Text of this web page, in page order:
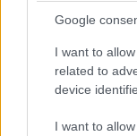
Google
I want to
related to
device
I want to